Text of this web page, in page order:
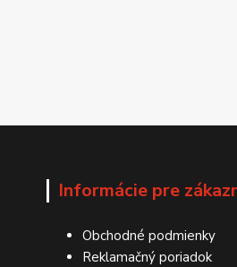
Informácie pre
Obchodné podmienky
Reklamačný poriadok